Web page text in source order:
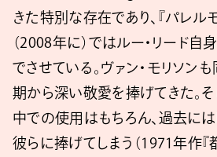
きた特別な存在であり、『パレル
（2008年に）ではルー・リード自
でさせている。ヴァン・モリソン
期から深い敬愛を捧げてきた。そ
中での使用はもちろん、過去に
彼らに捧げてしまう（1971年作『